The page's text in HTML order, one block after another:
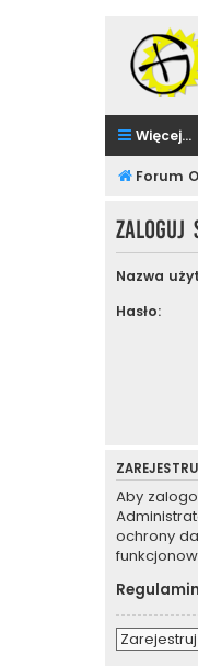
Więcej…
Forum
Zaloguj
Nazwa
Hasło:
Aby
ochrony
Regulamin